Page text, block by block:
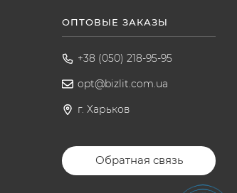
ОПТОВЫЕ ЗАКАЗЫ
+38 (050) 218-95-95
opt@bizlit.com.ua
г. Харьков
Обратная связь